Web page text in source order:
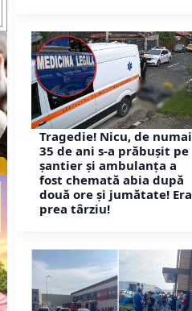
Tragedie! Nicu, de numai
35 de ani s-a prăbușit pe
șantier și ambulanța a
fost chemată abia după
două ore și jumătate! Era
prea târziu!